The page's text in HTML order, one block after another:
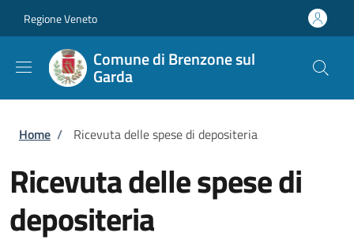
Regione Veneto
Comune di Brenzone sul
Garda
Briciole di pane
Home / Ricevuta delle spese di depositeria
Ricevuta delle spese di
depositeria